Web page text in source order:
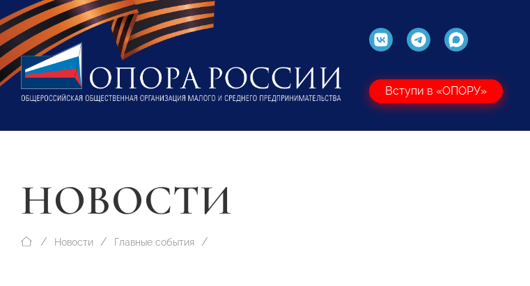
Вступи в «ОПОРУ»
НОВОСТИ
Новости Главные события